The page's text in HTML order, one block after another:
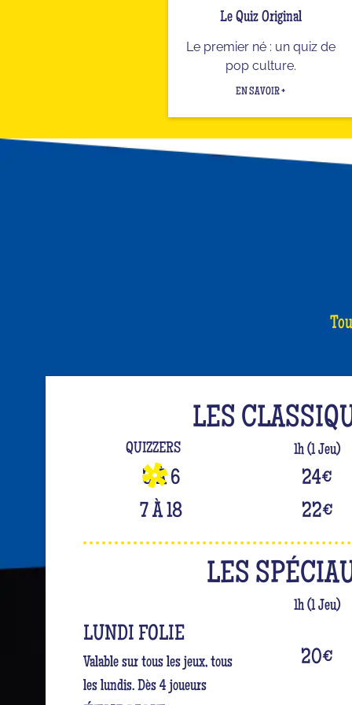
Le Quiz Original
Le premier né : un quiz de
pop culture.
EN SAVOIR +
LES
QUIZZERS 1h (1 Jeu)
3 À 6 24€
7 À 18
22€
LES
1h (1 Jeu)
LUNDI FOLIE
Valable sur tous les jeux, tous
les lundis. Dès 4 joueurs
20€